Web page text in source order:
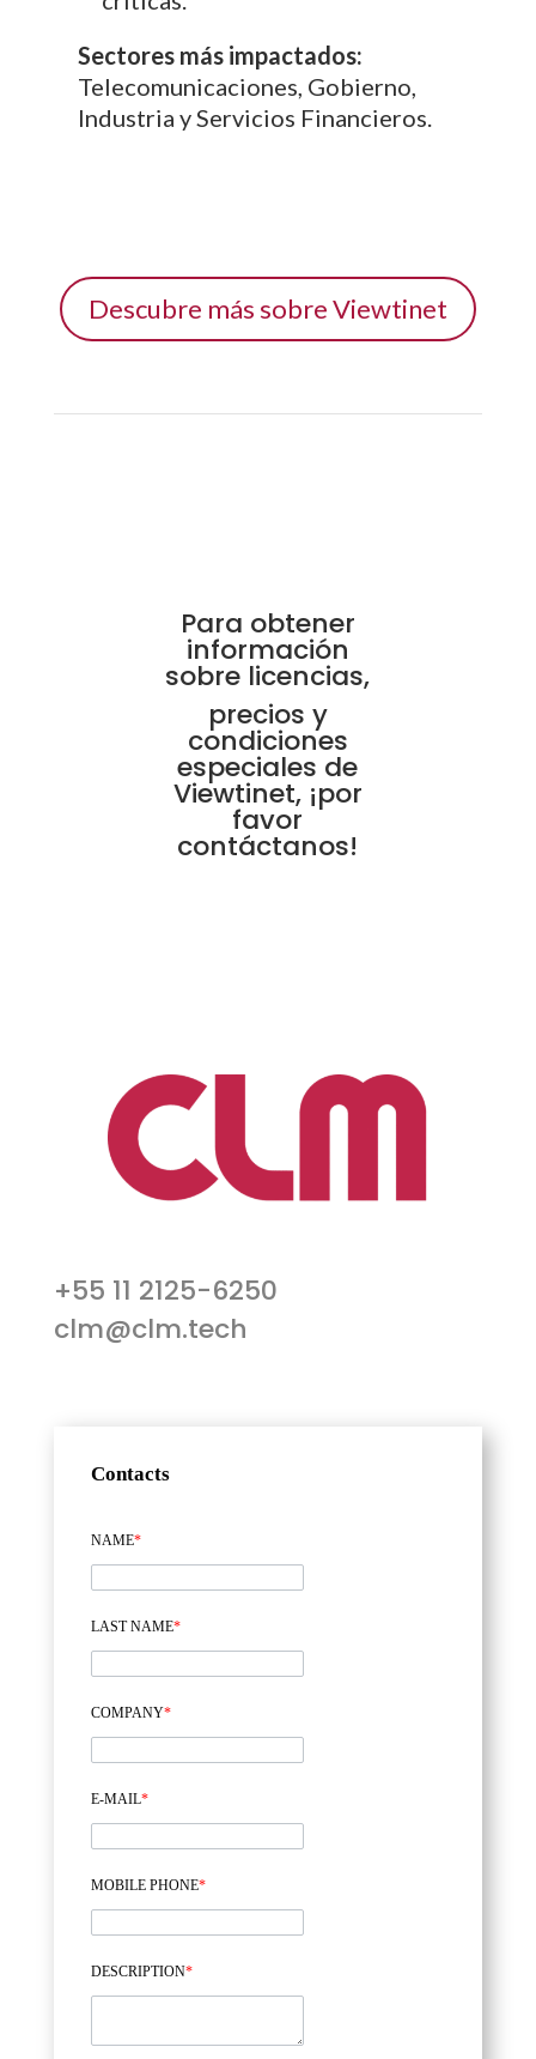
Sectores más impactados:
Telecomunicaciones, Gobierno,
Industria y Servicios Financieros.
Descubre más sobre Viewtinet
Para obtener
información
sobre licencias,
precios y
condiciones
especiales de
Viewtinet, ¡por
favor
contáctanos!
+55 11 2125-6250
clm@clm.tech
Contacts
NAME*
LAST NAME*
COMPANY*
E-MAIL*
MOBILE PHONE*
DESCRIPTION*